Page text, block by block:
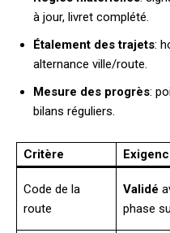
à jour, livret complété.
Étalement des trajets:
alternance ville/route.
Mesure des progrès:
bilans réguliers.
Critère
Code de la
route
Validé
phase